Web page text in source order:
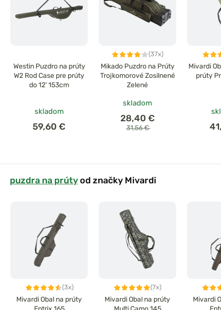
Westin Puzdro na prúty
W2 Rod Case pre prúty
do 12' 153cm
skladom
59,60 €
(37x)
Mikado Puzdro na Prúty
Trojkomorové Zosilnené
Zelené
skladom
28,40 €
31,56 €
Mivardi
prúty
puzdra na prútyod značky Mivardi
(3x)
Mivardi Obal na prúty
(7x)
Mivardi Obal na prúty
Mivardi